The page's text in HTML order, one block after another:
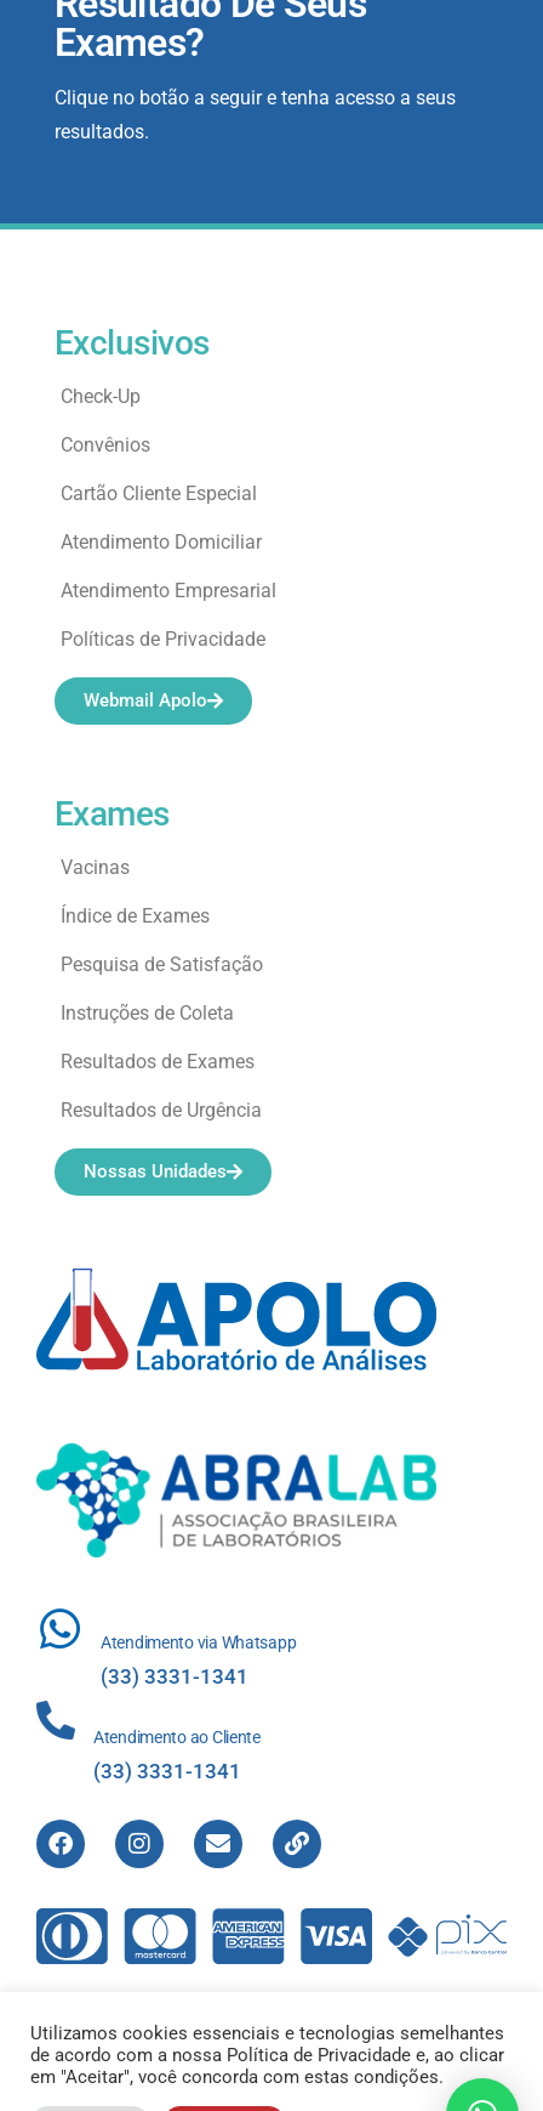
Exames?
Clique no botão a seguir e tenha acesso a seus
resultados.
Atendimento via Whatsapp
(33) 3331-1341
Atendimento ao Cliente
(33) 3331-1341
Exames
Vacinas
Índice de Exames
Pesquisa de Satisfação
Instruções de Coleta
Resultados de Exames
Resultados de Urgência
Nossas Unidades
Exclusivos
Check-Up
Convênios
Cartão Cliente Especial
Atendimento Domiciliar
Atendimento Empresarial
Políticas de Privacidade
Webmail Apolo
Direitos Reservados © 2012-2022 Laboratório de Análises Apolo
Ltda – 00.421.604/0001-01 |
Utilizamos cookies essenciais e tecnologias semelhantes
de acordo com a nossa Política de Privacidade e, ao clicar
em "Aceitar", você concorda com estas condições.